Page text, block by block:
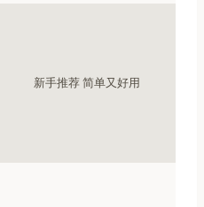
新手推荐 简单又好用